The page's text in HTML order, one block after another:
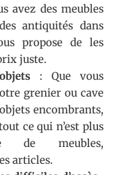
avez des meubles
antiquités dans
propose de les
juste.
: Que vous
grenier ou cave
encombrants,
ce qui n’est plus
de meubles,
articles.